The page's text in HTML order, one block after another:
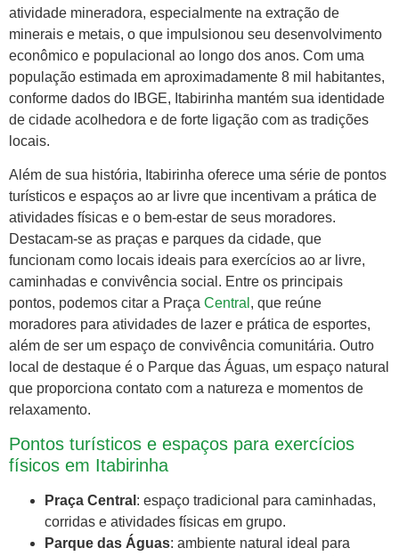
atividade mineradora, especialmente na extração de
minerais e metais, o que impulsionou seu desenvolvimento
econômico e populacional ao longo dos anos. Com uma
população estimada em aproximadamente 8 mil habitantes,
conforme dados do IBGE, Itabirinha mantém sua identidade
de cidade acolhedora e de forte ligação com as tradições
locais.
Além de sua história, Itabirinha oferece uma série de pontos
turísticos e espaços ao ar livre que incentivam a prática de
atividades físicas e o bem-estar de seus moradores.
Destacam-se as praças e parques da cidade, que
funcionam como locais ideais para exercícios ao ar livre,
caminhadas e convivência social. Entre os principais
pontos, podemos citar a Praça Central , que reúne
moradores para atividades de lazer e prática de esportes,
além de ser um espaço de convivência comunitária. Outro
local de destaque é o Parque das Águas, um espaço natural
que proporciona contato com a natureza e momentos de
relaxamento.
Pontos turísticos e espaços para exercícios
físicos em Itabirinha
Praça Central : espaço tradicional para caminhadas,
corridas e atividades físicas em grupo.
Parque das Águas: ambiente natural ideal para